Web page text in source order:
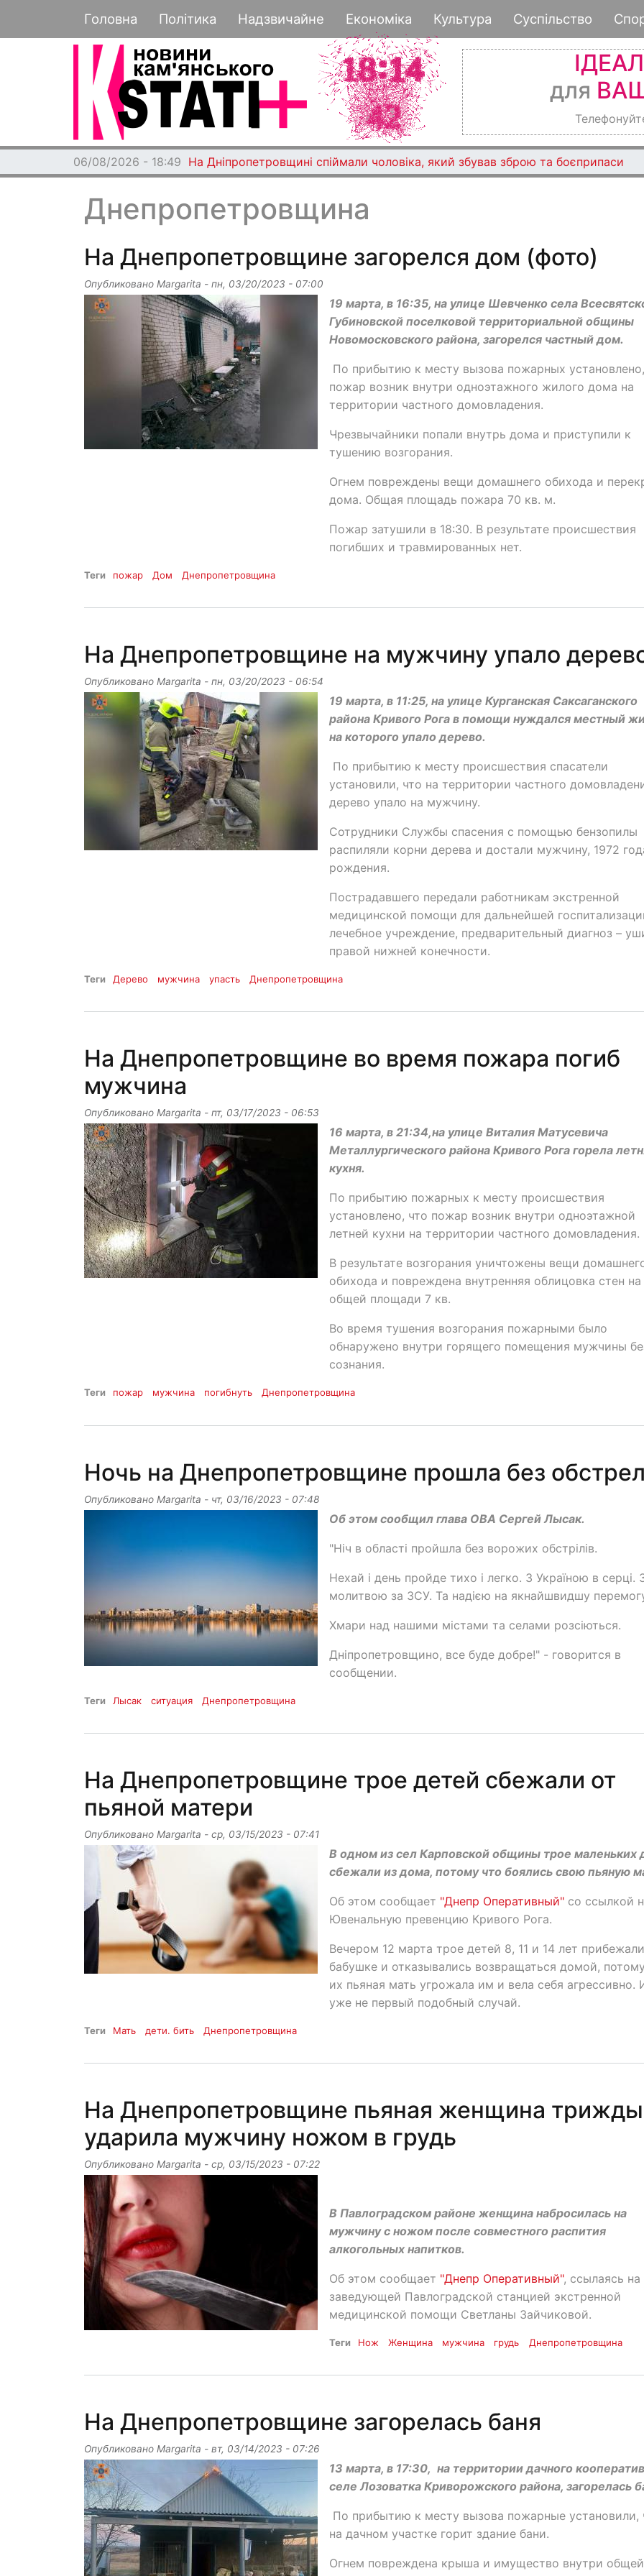
к
основному
Основная навигация
Головна Політика Надзвичайне Економіка Культура Суспільство
для
06/08/2026 - 18:49 На Дніпропетровщині спіймали чоловіка, який збував зброю та боєприпаси
Днепропетровщина
На Днепропетровщине загорелся дом (фото)
Опубликовано Margarita - пн, 03/20/2023 - 07:00
19 марта, в 16:35, на улице Шевченко села
Губиновской поселковой территориальной общины
Новомосковского района, загорелся частный дом.
По прибытию к месту вызова пожарных
пожар возник внутри одноэтажного жилого дома на
территории частного домовладения.
Чрезвычайники попали внутрь дома и приступили к
тушению возгорания.
Огнем повреждены вещи домашнего обихода и
дома. Общая площадь пожара 70 кв. м.
Пожар затушили в 18:30. В результате происшествия
погибших и травмированных нет.
Теги пожар Дом Днепропетровщина
На Днепропетровщине на мужчину упало
Опубликовано Margarita - пн, 03/20/2023 - 06:54
19 марта, в 11:25, на улице Курганская Саксаганского
района Кривого Рога в помощи нуждался местный
на которого упало дерево.
По прибытию к месту происшествия спасатели
установили, что на территории частного
дерево упало на мужчину.
Сотрудники Службы спасения с помощью бензопилы
распиляли корни дерева и достали мужчину, 1972
рождения.
Пострадавшего передали работникам экстренной
медицинской помощи для дальнейшей
лечебное учреждение, предварительный диагноз –
правой нижней конечности.
Теги Дерево мужчина упасть Днепропетровщина
На Днепропетровщине во время пожара погиб
мужчина
Опубликовано Margarita - пт, 03/17/2023 - 06:53
16 марта, в 21:34,на улице Виталия Матусевича
Металлургического района Кривого Рога горела
кухня.
По прибытию пожарных к месту происшествия
установлено, что пожар возник внутри одноэтажной
летней кухни на территории частного домовладения.
В результате возгорания уничтожены вещи
обихода и повреждена внутренняя облицовка стен на
общей площади 7 кв.
Во время тушения возгорания пожарными было
обнаружено внутри горящего помещения мужчины
сознания.
Теги пожар мужчина погибнуть Днепропетровщина
Ночь на Днепропетровщине прошла без
Опубликовано Margarita - чт, 03/16/2023 - 07:48
Об этом сообщил глава ОВА Сергей Лысак.
"Ніч в області пройшла без ворожих обстрілів.
Нехай і день пройде тихо і легко. З Україною в серці.
молитвою за ЗСУ. Та надією на якнайшвидшу
Хмари над нашими мiстами та селами розсiються.
Дніпропетровщино, все буде добре!" - говорится в
сообщении.
Теги Лысак ситуация Днепропетровщина
На Днепропетровщине трое детей сбежали от
пьяной матери
Опубликовано Margarita - ср, 03/15/2023 - 07:41
В одном из сел Карповской общины трое маленьких
сбежали из дома, потому что боялись свою пьяную
Об этом сообщает "Днепр Оперативный" со ссылкой
Ювенальную превенцию Кривого Рога.
Вечером 12 марта трое детей 8, 11 и 14 лет
бабушке и отказывались возвращаться домой,
их пьяная мать угрожала им и вела себя агрессивно.
уже не первый подобный случай.
Теги Мать дети. бить Днепропетровщина
На Днепропетровщине пьяная женщина трижды
ударила мужчину ножом в грудь
Опубликовано Margarita - ср, 03/15/2023 - 07:22
В Павлоградском районе женщина набросилась на
мужчину с ножом после совместного распития
алкогольных напитков.
Об этом сообщает "Днепр Оперативный", ссылаясь на
заведующей Павлоградской станцией экстренной
медицинской помощи Светланы Зайчиковой.
Теги Нож Женщина мужчина грудь Днепропетровщина
На Днепропетровщине загорелась баня
Опубликовано Margarita - вт, 03/14/2023 - 07:26
13 марта, в 17:30, на территории дачного
селе Лозоватка Криворожского района, загорелась
По прибытию к месту вызова пожарные установили,
на дачном участке горит здание бани.
Огнем повреждена крыша и имущество внутри общей